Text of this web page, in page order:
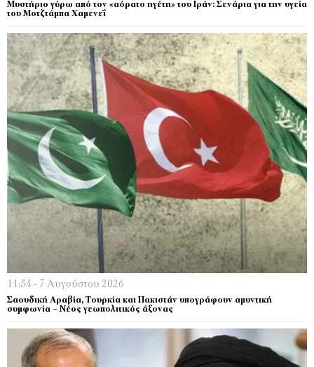
Μυστήριο γύρω από τον «αόρατο ηγέτη» του Ιράν: Σενάρια για την υγεία
του Μοτζτάμπα Χαμενεΐ
11:54 - 7 Αυγούστου 2026
Σαουδική Αραβία, Τουρκία και Πακιστάν υπογράφουν αμυντική
συμφωνία – Νέος γεωπολιτικός άξονας